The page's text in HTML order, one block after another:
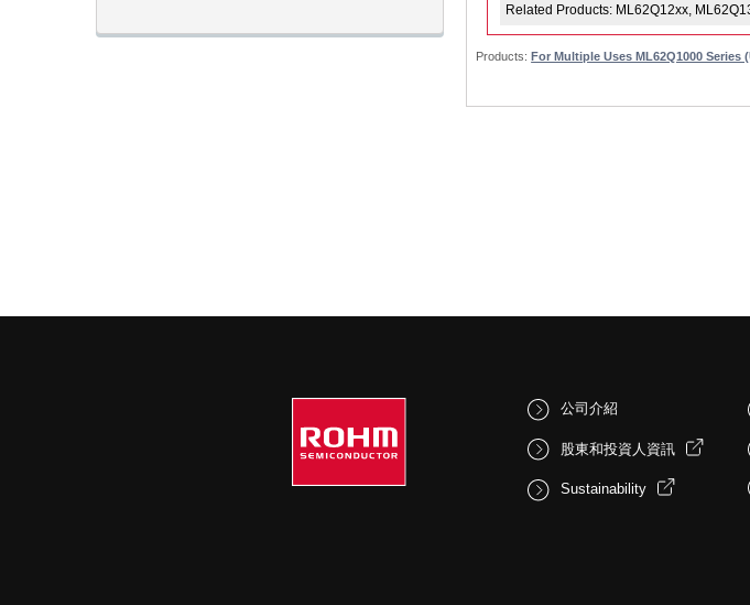
Related Products: ML62Q12xx,
Products:For Multiple Uses ML62Q1000 Series
公司介紹
股東和投資人資訊
Sustainability